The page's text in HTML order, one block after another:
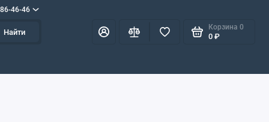
46-46
Найти
Корзина 0
0 ₽